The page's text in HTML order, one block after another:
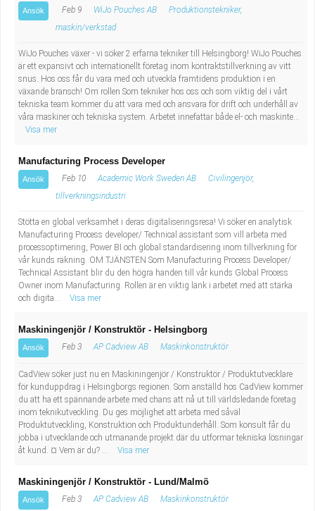
Ansök Feb 9 WiJo Pouches AB
Produktionstekniker,
maskin/verkstad
WiJo Pouches växer - vi söker 2 erfarna tekniker till Helsingborg! WiJo Pouches
är ett expansivt och internationellt företag inom kontraktstillverkning av vitt
snus. Hos oss får du vara med och utveckla framtidens produktion i en
växande bransch! Om rollen Som tekniker hos oss och som viktig del i vårt
tekniska team kommer du att vara med och ansvara för drift och underhåll av
våra maskiner och tekniska system. Arbetet innefattar både el- och maskinte...
Visa mer
Manufacturing Process Developer
Ansök Feb 10 Academic Work Sweden AB
Civilingenjör,
tillverkningsindustri
Stötta en global verksamhet i deras digitaliseringsresa! Vi söker en analytisk
Manufacturing Process developer/ Technical assistant som vill arbeta med
processoptimering, Power BI och global standardisering inom tillverkning för
vår kunds räkning. OM TJÄNSTEN Som Manufacturing Process Developer/
Technical Assistant blir du den högra handen till vår kunds Global Process
Owner inom Manufacturing. Rollen är en viktig länk i arbetet med att stärka
och digita...
Visa mer
Maskiningenjör / Konstruktör - Helsingborg
Ansök Feb 3 AP Cadview AB Maskinkonstruktör
CadView söker just nu en Maskiningenjör / Konstruktör / Produktutvecklare
för kunduppdrag i Helsingborgs regionen. Som anställd hos CadView kommer
du att ha ett spännande arbete med chans att nå ut till världsledande företag
inom teknikutveckling. Du ges möjlighet att arbeta med såväl
Produktutveckling, Konstruktion och Produktunderhåll. Som konsult får du
jobba i utvecklande och utmanande projekt där du utformar tekniska lösningar
åt kund. ¤ Vem är du? ...
Visa mer
Maskiningenjör / Konstruktör - Lund/Malmö
Ansök Feb 3 AP Cadview AB Maskinkonstruktör